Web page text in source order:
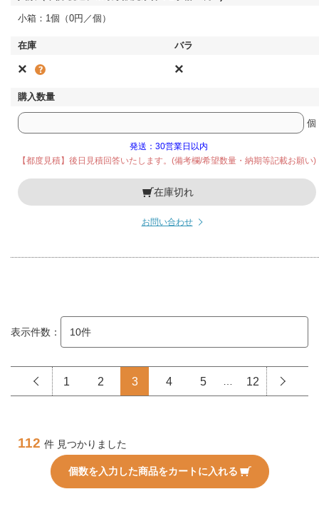
小箱：1個（0円／個）
× ×
個
発送：30営業日以内
【都度見積】後日見積回答いたします。(備考欄/希望数量・納期等記載お願い)
在庫切れ
お問い合わせ
表示件数：
1 2 3 4 5 12
112 件 見つかりました
個数を入力した商品をカートに入れる